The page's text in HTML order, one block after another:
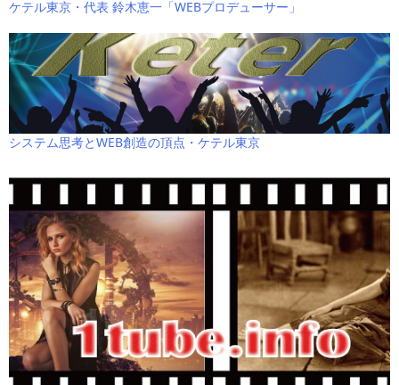
ケテル東京・代表 鈴木恵一「WEBプロデューサー」
システム思考とWEB創造の頂点・ケテル東京